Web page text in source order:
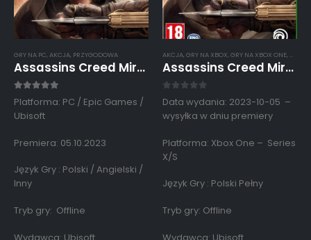
GRY NA PC, AKCJA, PRZYGODOWA
Assassins Creed Mirage Deluxe Konto Współdzielone Offline Epic Games PC
out of 5
Platforma: PC / Epic Games /
Ubisoft
Premiera: 05.10.2023
Język Gry : Polski / Angielski /
Inny
Tryb gry: Offline
Wydawca: Ubisoft
AKCJA, GRY NA XBOX, GRY NA XBOX ONE, GRY
Assassins Creed Mirage Deluxe Konto Współdzielone Xbox One – Series X/S
Data wydania: 2023-10-05 –
wysyłka w dniu premiery
Platforma: Xbox One – Series
X/S
Język Gry : Polski Pełny
Tryb gry: Offline
Wydawca: Ubisoft